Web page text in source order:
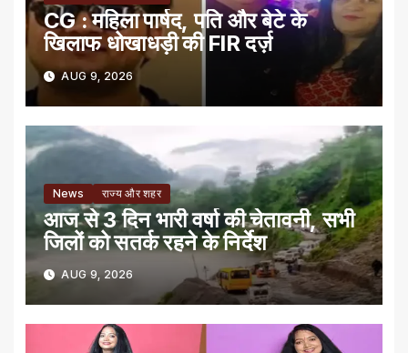
CG : महिला पार्षद, पति और बेटे के
खिलाफ धोखाधड़ी की FIR दर्ज़
AUG 9, 2026
News राज्य और शहर
आज से 3 दिन भारी वर्षा की चेतावनी, सभी
जिलों को सतर्क रहने के निर्देश
AUG 9, 2026